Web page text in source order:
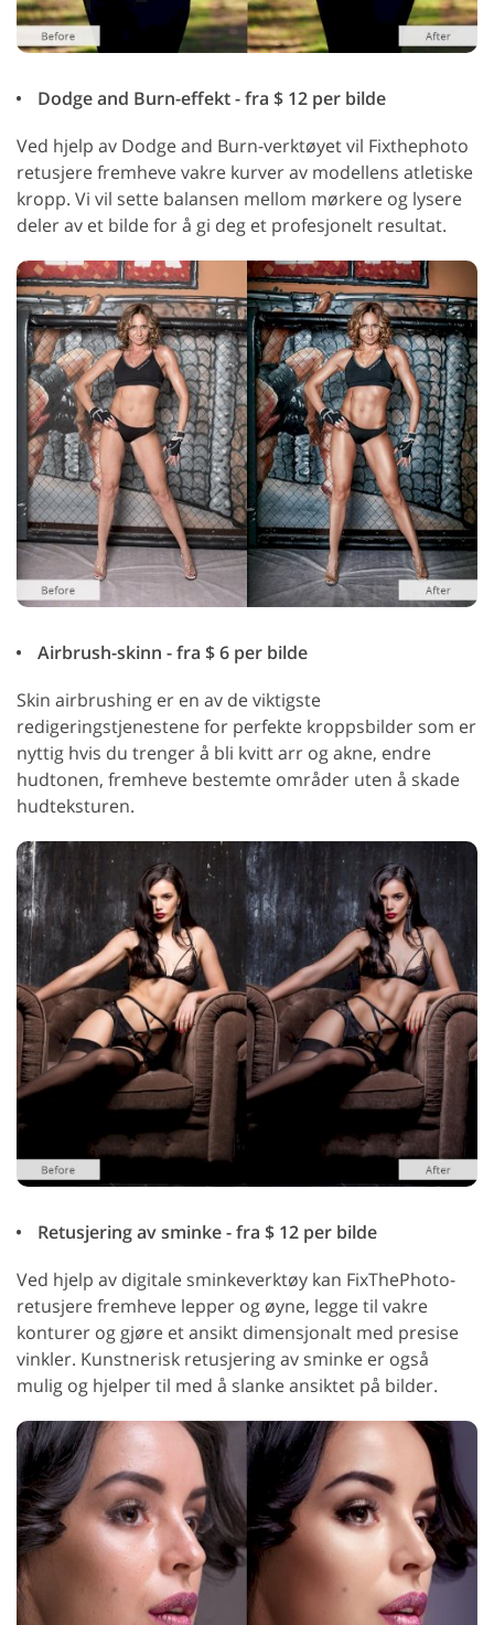
Dodge and Burn-effekt - fra $ 12 per bilde
Ved hjelp av Dodge and Burn-verktøyet vil Fixthephoto
retusjere fremheve vakre kurver av modellens atletiske
kropp. Vi vil sette balansen mellom mørkere og lysere
deler av et bilde for å gi deg et profesjonelt resultat.
Airbrush-skinn - fra $ 6 per bilde
Skin airbrushing er en av de viktigste
redigeringstjenestene for perfekte kroppsbilder som er
nyttig hvis du trenger å bli kvitt arr og akne, endre
hudtonen, fremheve bestemte områder uten å skade
hudteksturen.
Retusjering av sminke - fra $ 12 per bilde
Ved hjelp av digitale sminkeverktøy kan FixThePhoto-
retusjere fremheve lepper og øyne, legge til vakre
konturer og gjøre et ansikt dimensjonalt med presise
vinkler. Kunstnerisk retusjering av sminke er også
mulig og hjelper til med å slanke ansiktet på bilder.